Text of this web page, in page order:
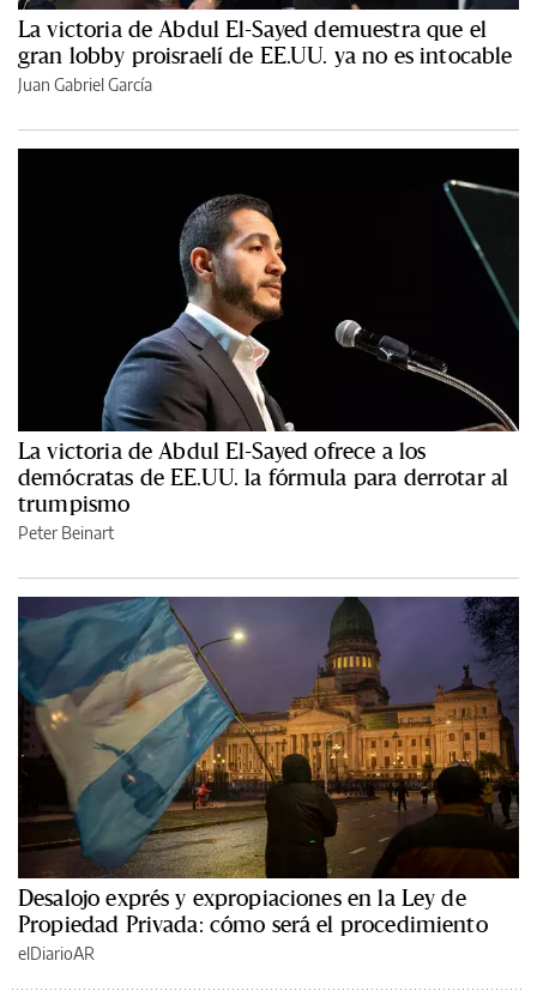
La victoria de Abdul El-Sayed demuestra que el
gran lobby proisraelí de EE.UU. ya no es intocable
Juan Gabriel García
La victoria de Abdul El-Sayed ofrece a los
demócratas de EE.UU. la fórmula para derrotar al
trumpismo
Peter Beinart
Desalojo exprés y expropiaciones en la Ley de
Propiedad Privada: cómo será el procedimiento
elDiarioAR